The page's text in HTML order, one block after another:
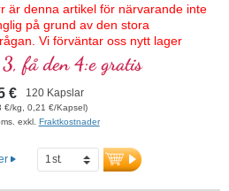
är denna artikel för närvarande inte
på grund av den stora
Vi förväntar oss nytt lager
kalendervecka 33/2026.
kreatinmonohydrat med D-
för optimal biotillgänglighet. Stödjer
den fysiska
Kombinationen med D-
bidrar till ett förbättrat upptag av
3, få den 4:e gratis
€ 120 Kapslar
€/kg, 0,21 €/Kapsel)
exkl. Fraktkostnader